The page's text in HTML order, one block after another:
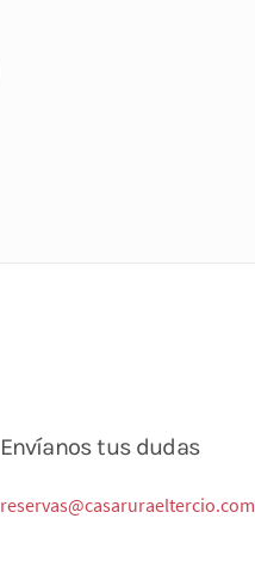
Envíanos tus dudas
reservas@casaruraeltercio.com